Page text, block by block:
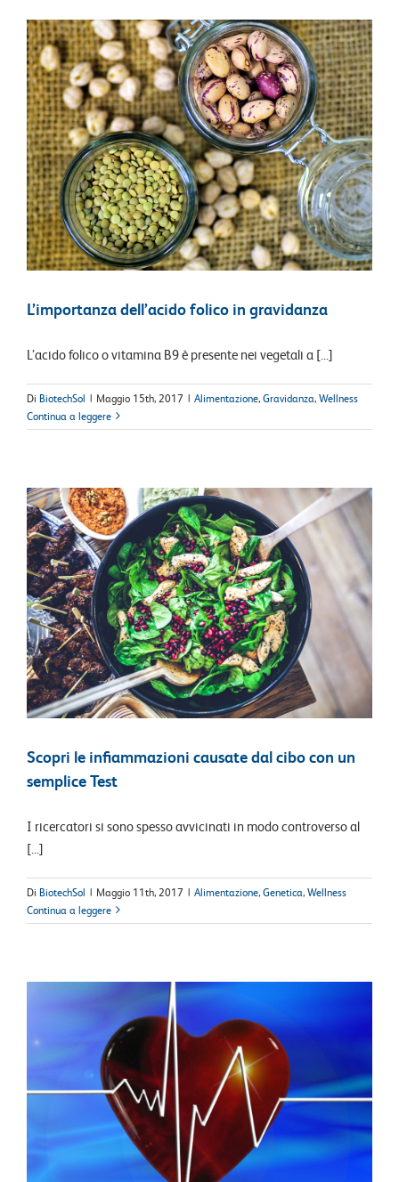
L’importanza dell’acido folico in gravidanza
L’acido folico o vitamina B9 è presente nei vegetali a [...]
Di BiotechSol | Maggio 15th, 2017 | Alimentazione,Gravidanza,Wellness
Continua a leggere
Scopri le infiammazioni causate dal cibo con un
semplice Test
I ricercatori si sono spesso avvicinati in modo controverso al
[...]
Di BiotechSol | Maggio 11th, 2017 | Alimentazione,Genetica,Wellness
Continua a leggere